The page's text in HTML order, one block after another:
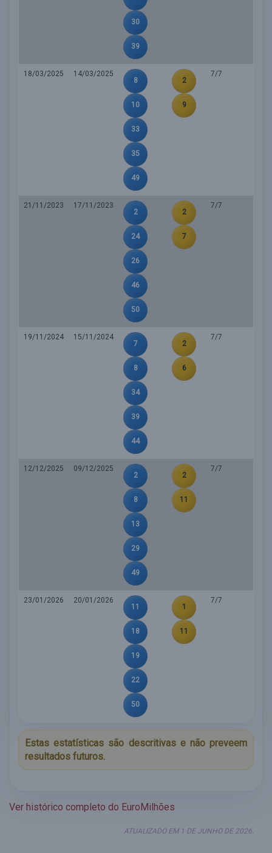
30
39
18/03/2025
14/03/2025
8
10
33
35
49
2
9
7/7
21/11/2023
17/11/2023
2
24
26
46
50
2
7
7/7
19/11/2024
15/11/2024
7
8
34
39
44
2
6
7/7
12/12/2025
09/12/2025
2
8
13
29
49
2
11
7/7
23/01/2026
20/01/2026
11
18
19
22
50
1
11
7/7
Estas estatísticas são descritivas e não preveem
resultados futuros.
Ver histórico completo do EuroMilhões
ATUALIZADO EM 1 DE JUNHO DE 2026.